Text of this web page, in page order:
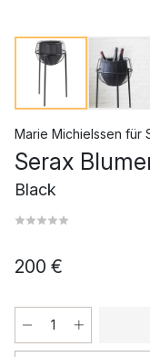
Marie Michielssen für
Serax
Black
200 €